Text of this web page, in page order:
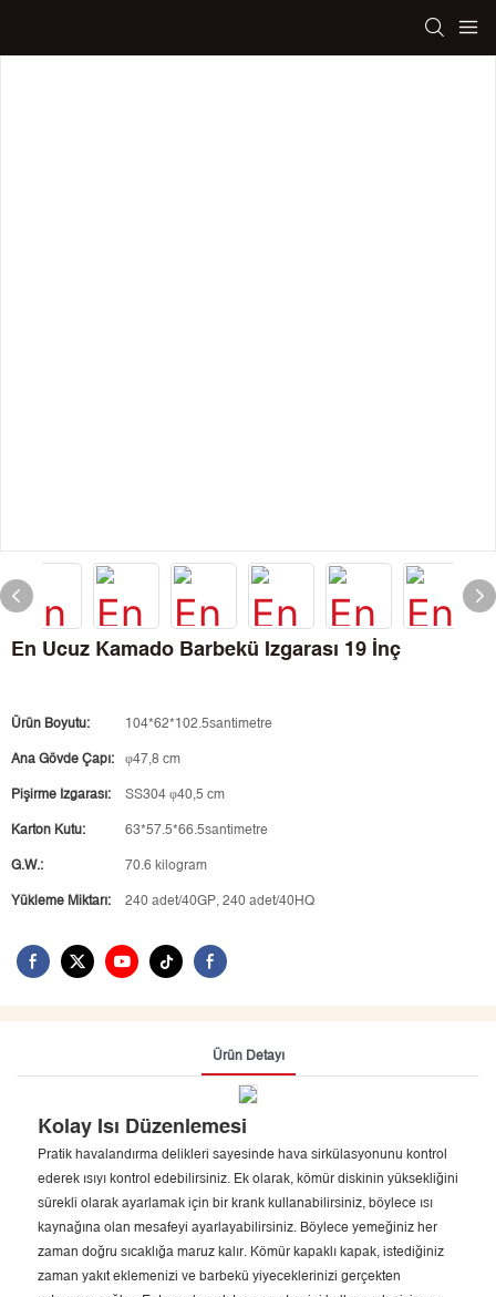
En Ucuz Kamado Barbekü Izgarası 19 İnç
Ürün Boyutu: 104*62*102.5santimetre
Ana Gövde Çapı: φ47,8 cm
Pişirme Izgarası: SS304 φ40,5 cm
Karton Kutu: 63*57.5*66.5santimetre
G.W.: 70.6 kilogram
Yükleme Miktarı: 240 adet/40GP, 240 adet/40HQ
Ürün Detayı
Kolay Isı Düzenlemesi
Pratik havalandırma delikleri sayesinde hava sirkülasyonunu kontrol
ederek ısıyı kontrol edebilirsiniz. Ek olarak, kömür diskinin yüksekliğini
sürekli olarak ayarlamak için bir krank kullanabilirsiniz, böylece ısı
kaynağına olan mesafeyi ayarlayabilirsiniz. Böylece yemeğiniz her
zaman doğru sıcaklığa maruz kalır. Kömür kapaklı kapak, istediğiniz
zaman yakıt eklemenizi ve barbekü yiyeceklerinizi gerçekten